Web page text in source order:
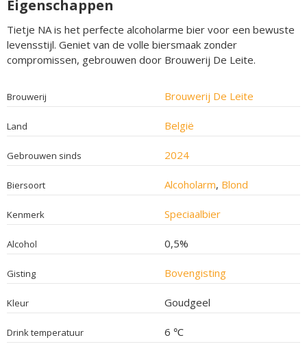
Eigenschappen
Tietje NA is het perfecte alcoholarme bier voor een bewuste
levensstijl. Geniet van de volle biersmaak zonder
compromissen, gebrouwen door Brouwerij De Leite.
Brouwerij Brouwerij De Leite
Land België
Gebrouwen sinds 2024
Biersoort Alcoholarm, Blond
Kenmerk Speciaalbier
Alcohol 0,5%
Gisting Bovengisting
Kleur Goudgeel
Drink temperatuur 6 ℃